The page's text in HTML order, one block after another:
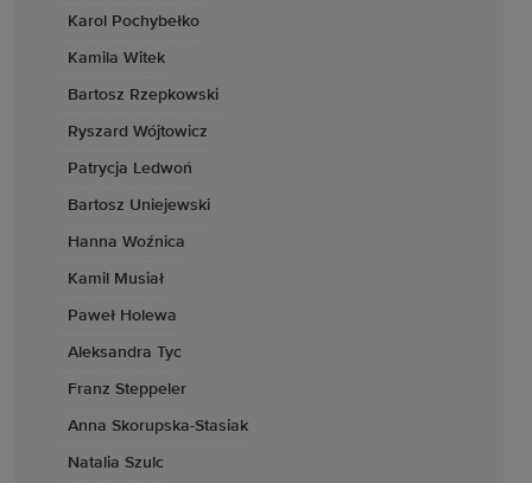
Karol Pochybełko
Kamila Witek
Bartosz Rzepkowski
Ryszard Wójtowicz
Patrycja Ledwoń
Bartosz Uniejewski
Hanna Woźnica
Kamil Musiał
Paweł Holewa
Aleksandra Tyc
Franz Steppeler
Anna Skorupska-Stasiak
Natalia Szulc